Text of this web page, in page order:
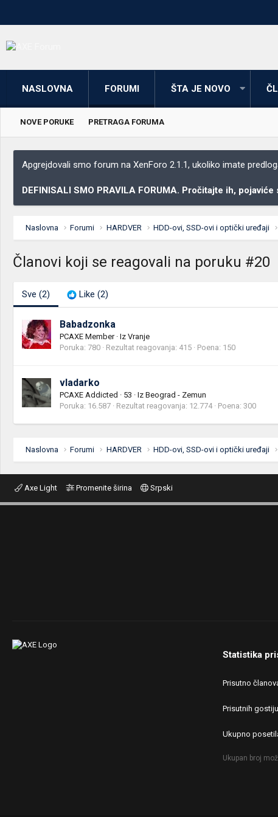
NASLOVNA FORUMI ŠTA JE NOVO
NOVE PORUKE PRETRAGA FORUMA
Apgrejdovali smo forum na XenForo 2.1.1, ukoliko imate
DEFINISALI SMO PRAVILA FORUMA. Pročitajte ih,
Naslovna Forumi HARDVER HDD-ovi, SSD-ovi i optički uređaji
Članovi koji se reagovali na poruku #20
Sve (2) Like (2)
Babadzonka
PCAXE Member · Iz Vranje
Poruka 780 Rezultat reagovanja 415 Poena 150
vladarko
PCAXE Addicted · 53 · Iz Beograd - Zemun
Poruka 16.587 Rezultat reagovanja 12.774 Poena 300
Naslovna Forumi HARDVER HDD-ovi, SSD-ovi i optički uređaji
Axe Light Promenite širina Srpski
Statistika
Prisutno
Prisutnih gostiju
Ukupno
Ukupan broj